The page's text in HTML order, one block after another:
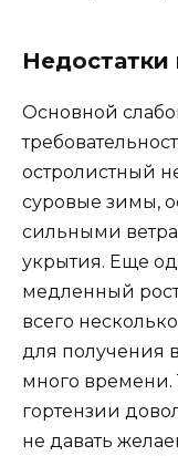
Основной
остролистный
суровые зимы,
сильными
укрытия. Еще
медленный
всего
для получения
много времени.
гортензии
не давать